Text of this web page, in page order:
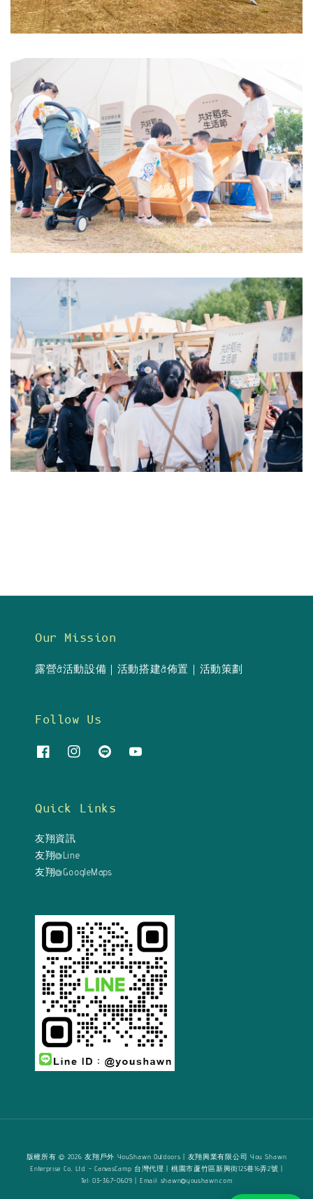
Our Mission
露營&活動設備｜活動搭建&佈置｜活動策劃
Follow Us
Quick Links
友翔資訊
友翔@Line
友翔@GoogleMaps
版權所有 © 2026 友翔戶外 YouShawn Outdoors | 友翔興業有限公司 You Shawn
Enterprise Co., Ltd. - CanvasCamp 台灣代理 | 桃園市蘆竹區新興街125巷16弄2號 |
Tel: 03-367-0609 | Email: shawn@youshawn.com